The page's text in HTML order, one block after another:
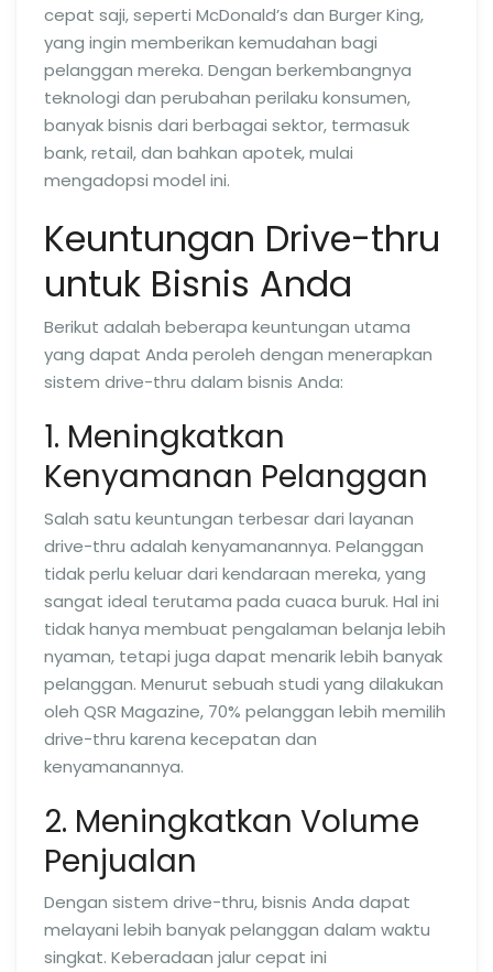
cepat saji, seperti McDonald’s dan Burger King,
yang ingin memberikan kemudahan bagi
pelanggan mereka. Dengan berkembangnya
teknologi dan perubahan perilaku konsumen,
banyak bisnis dari berbagai sektor, termasuk
bank, retail, dan bahkan apotek, mulai
mengadopsi model ini.
Keuntungan Drive-thru
untuk Bisnis Anda
Berikut adalah beberapa keuntungan utama
yang dapat Anda peroleh dengan menerapkan
sistem drive-thru dalam bisnis Anda:
1. Meningkatkan
Kenyamanan Pelanggan
Salah satu keuntungan terbesar dari layanan
drive-thru adalah kenyamanannya. Pelanggan
tidak perlu keluar dari kendaraan mereka, yang
sangat ideal terutama pada cuaca buruk. Hal ini
tidak hanya membuat pengalaman belanja lebih
nyaman, tetapi juga dapat menarik lebih banyak
pelanggan. Menurut sebuah studi yang dilakukan
oleh QSR Magazine, 70% pelanggan lebih memilih
drive-thru karena kecepatan dan
kenyamanannya.
2. Meningkatkan Volume
Penjualan
Dengan sistem drive-thru, bisnis Anda dapat
melayani lebih banyak pelanggan dalam waktu
singkat. Keberadaan jalur cepat ini